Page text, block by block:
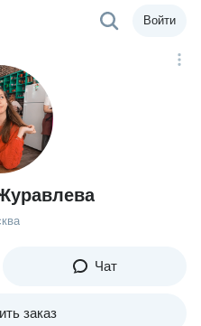
Войти
Чат
заказ